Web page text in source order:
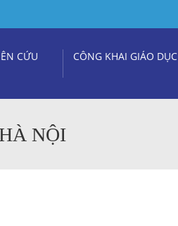
CỨU CÔNG KHAI GIÁO DỤC
NỘI